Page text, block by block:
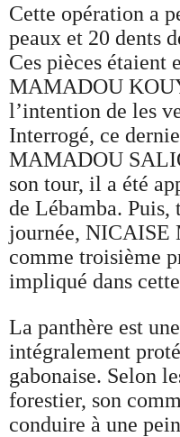
Cette opération a
peaux et 20 dents
Ces pièces étaient
MAMADOU
l’intention de les
Interrogé, ce
MAMADOU
son tour, il a été
de Lébamba. Puis,
journée, NICAISE
comme troisième
impliqué dans
La panthère est
intégralement
gabonaise. Selon
forestier, son
conduire à une